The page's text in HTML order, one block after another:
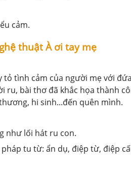
cảm.
thuật À ơi tay mẹ
tình cảm của người mẹ với
ru, bài thơ đã khắc họa thành
hi sinh...đến quên mình.
như lối hát ru con.
tu từ: ẩn dụ, điệp từ, điệp